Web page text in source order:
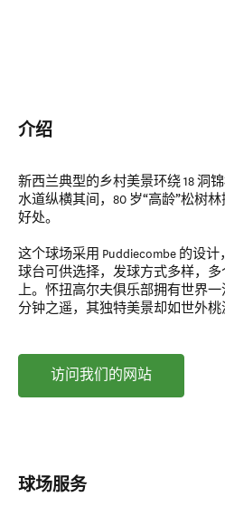
介绍
新西兰典型的乡村美景环绕 18 洞
水道纵横其间，80 岁“高龄”松树
好处。
这个球场采用 Puddiecombe 的设
球台可供选择，发球方式多样，
上。怀扭高尔夫俱乐部拥有世界
分钟之遥，其独特美景却如世外桃
访问我们的网站
球场服务